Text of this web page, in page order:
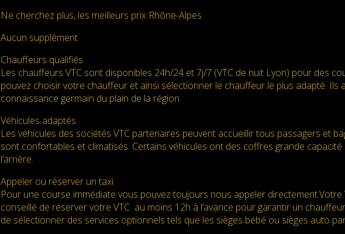
Ne cherchez plus, les meilleurs prix Rhône-Alpes
Aucun supplément
Chauffeurs qualifiés
Les chauffeurs VTC sont disponibles 24h/24 et 7j/7 (VTC de nuit Lyon) pour des
pouvez choisir votre chauffeur et ainsi sélectionner le chauffeur le plus adapté.
connaissance germain du plain de la région
Véhicules adaptés
Les véhicules des sociétés VTC partenaires peuvent accueillir tous passagers et
sont confortables et climatisés. Certains véhicules ont des coffres grande
l’arrière.
Appeler ou réserver un taxi
Pour une course immédiate vous pouvez toujours nous appeler
conseillé de réserver votre VTC au moins 12h à l’avance pour garantir un
de sélectionner des services optionnels tels que les sièges bébé ou sièges auto